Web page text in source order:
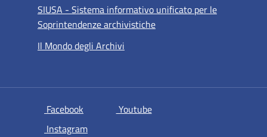
SIUSA - Sistema informativo unificato per le
Soprintendenze archivistiche
Il Mondo degli Archivi
Facebook si apre in una nuova scheda
Youtubesi apre in una nuova scheda
Instagramsi apre in una nuova scheda